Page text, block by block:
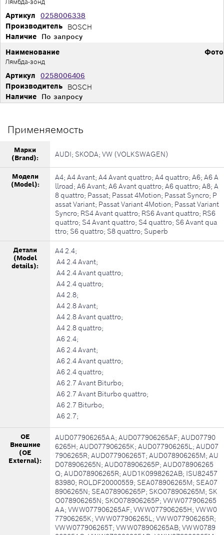
Производитель BOSCH
Артикул 0258006338
Лямбда-зонд
Наличие
По запросу
Фото
Производитель BOSCH
Артикул 0258006406
Наименование
Лямбда-зонд
Наличие По запросу
Применяемость
Марки
(Brand):
AUDI; SKODA; VW (VOLKSWAGEN)
Модели
(Model):
A4; A4 Avant; A4 Avant quattro; A4 quattro; A6; A6 A
llroad; A6 Avant; A6 Avant quattro; A6 quattro; A8; A
8 quattro; Passat; Passat 4Motion; Passat Syncro; P
assat Variant; Passat Variant 4Motion; Passat Variant
Syncro; RS4 Avant quattro; RS6 Avant quattro; RS6
quattro; S4 Avant quattro; S4 quattro; S6 Avant qua
ttro; S6 quattro; S8 quattro; Superb
Детали
(Model
details):
A4 2.4;
A4 2.4 Avant;
A4 2.4 Avant quattro;
A4 2.4 quattro;
A4 2.8;
A4 2.8 Avant;
A4 2.8 Avant quattro;
A4 2.8 quattro;
A6 2.4;
A6 2.4 Avant;
A6 2.4 Avant quattro;
A6 2.4 quattro;
A6 2.7 Avant Biturbo;
A6 2.7 Avant Biturbo quattro;
A6 2.7 Biturbo;
A6 2.7;
OE
Внешние
(OE
External):
AUD077906265AA; AUD077906265AF; AUD07790
6265H; AUD077906265K; AUD077906265L; AUD07
7906265R; AUD077906265T; AUD078906265M; AU
D078906265N; AUD078906265P; AUD078906265
Q; AUD078906265R; AUD1K0998262AB; ISU82457
83980; ROLDF20000559; SEA078906265M; SEA07
8906265N; SEA078906265P; SKO078906265M; SK
O078906265N; SKO078906265P; VWW077906265
AA; VWW077906265AF; VWW077906265H; VWW0
77906265K; VWW077906265L; VWW077906265R;
VWW077906265T; VWW078906265AB; VWW0789